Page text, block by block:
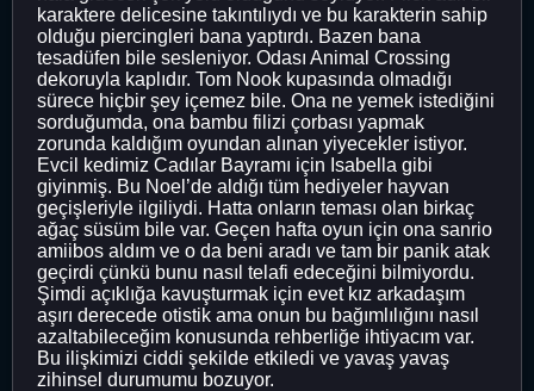
karaktere delicesine takıntılıydı ve bu karakterin sahip
olduğu piercingleri bana yaptırdı. Bazen bana
tesadüfen bile sesleniyor. Odası Animal Crossing
dekoruyla kaplıdır. Tom Nook kupasında olmadığı
sürece hiçbir şey içemez bile. Ona ne yemek istediğini
sorduğumda, ona bambu filizi çorbası yapmak
zorunda kaldığım oyundan alınan yiyecekler istiyor.
Evcil kedimiz Cadılar Bayramı için Isabella gibi
giyinmiş. Bu Noel’de aldığı tüm hediyeler hayvan
geçişleriyle ilgiliydi. Hatta onların teması olan birkaç
ağaç süsüm bile var. Geçen hafta oyun için ona sanrio
amiibos aldım ve o da beni aradı ve tam bir panik atak
geçirdi çünkü bunu nasıl telafi edeceğini bilmiyordu.
Şimdi açıklığa kavuşturmak için evet kız arkadaşım
aşırı derecede otistik ama onun bu bağımlılığını nasıl
azaltabileceğim konusunda rehberliğe ihtiyacım var.
Bu ilişkimizi ciddi şekilde etkiledi ve yavaş yavaş
zihinsel durumumu bozuyor.